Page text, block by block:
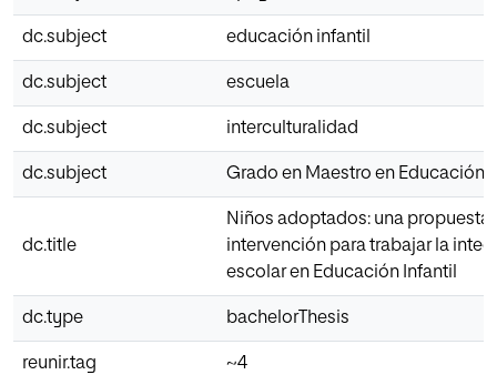
dc.subject educación infantil
dc.subject escuela
dc.subject interculturalidad
dc.subject Grado en Maestro en Educación
dc.title
Niños adoptados: una propuesta
intervención para trabajar la
escolar en Educación Infantil
dc.type bachelorThesis
reunir.tag ~4